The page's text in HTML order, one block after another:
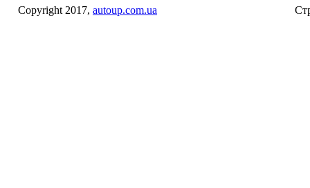
Copyright 2017, autoup.com.ua